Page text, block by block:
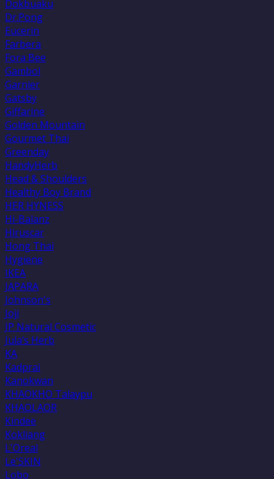
Dokbuaku
Dr.Pong
Eucerin
Farbera
Fora Bee
Gambol
Garnier
Gatsby
Giffarine
Golden Mountain
Gourmet Thai
Greenday
HandyHerb
Head & Shoulders
Healthy Boy Brand
HER HYNESS
Hi-Balanz
Hiruscar
Hong Thai
Hygiene
IKEA
JAPARA
Johnson's
Joji
JP Natural Cosmetic
Jula’s Herb
KA
Kadprai
Kanokwan
KHAOKHO Talaypu
KHAOLAOR
Kindee
Kokliang
L'Oreal
Le'SKIN
Lobo